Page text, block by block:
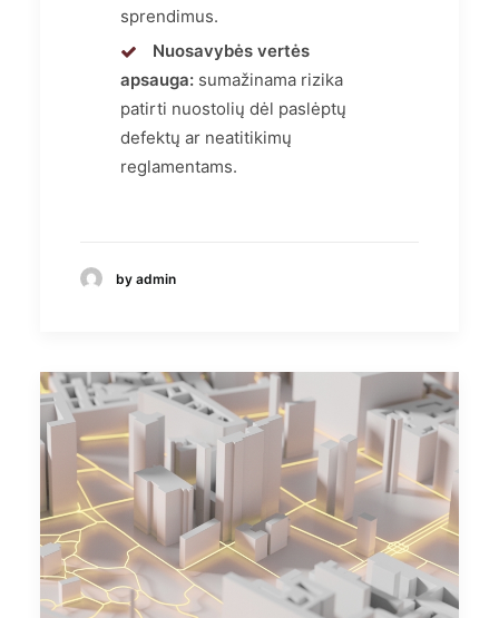
sprendimus.
Nuosavybės vertės
apsauga: sumažinama rizika
patirti nuostolių dėl paslėptų
defektų ar neatitikimų
reglamentams.
by admin